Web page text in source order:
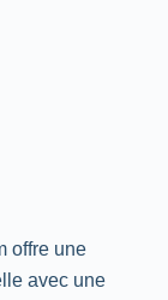
offre une
avec une